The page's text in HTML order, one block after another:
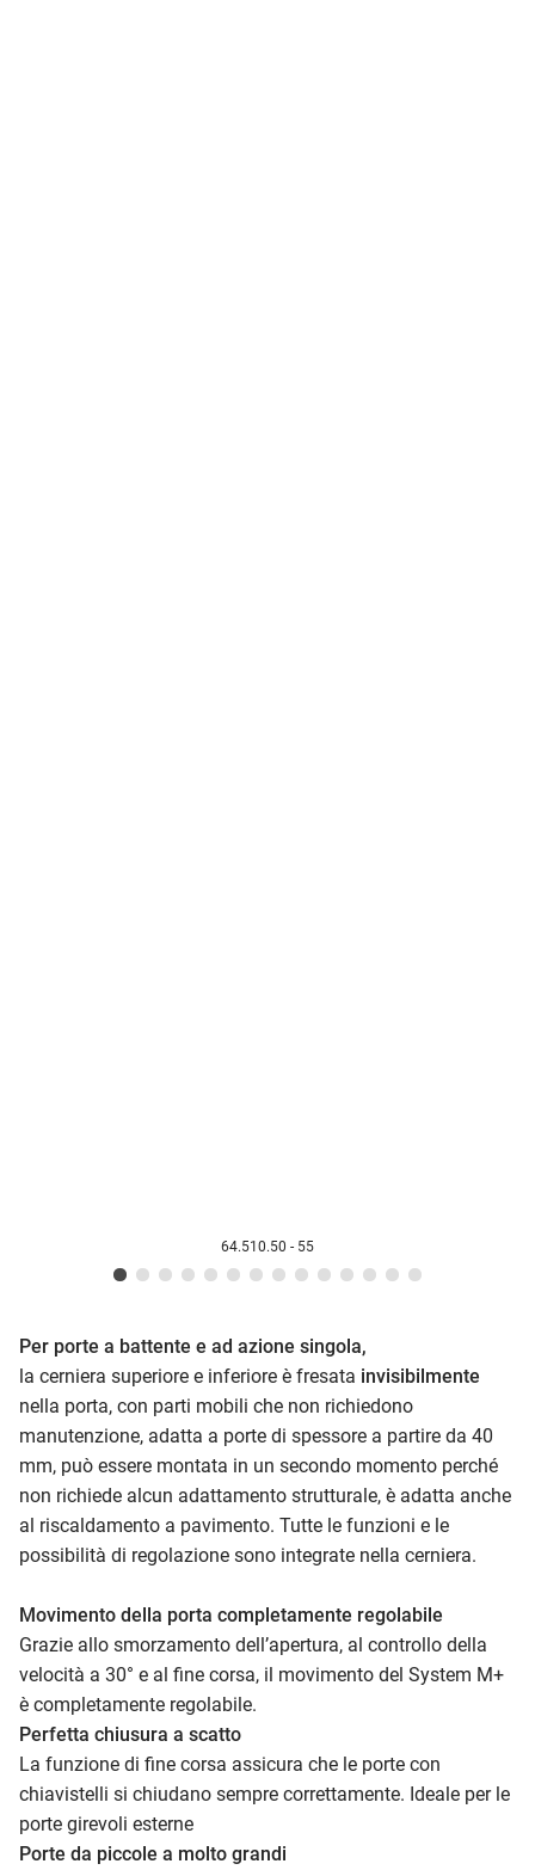
64.510.50 - 55
Per porte a battente e ad azione singola,
la cerniera superiore e inferiore è fresata invisibilmente
nella porta, con parti mobili che non richiedono
manutenzione, adatta a porte di spessore a partire da 40
mm, può essere montata in un secondo momento perché
non richiede alcun adattamento strutturale, è adatta anche
al riscaldamento a pavimento. Tutte le funzioni e le
possibilità di regolazione sono integrate nella cerniera.
Movimento della porta completamente regolabile
Grazie allo smorzamento dell’apertura, al controllo della
velocità a 30° e al fine corsa, il movimento del System M+
è completamente regolabile.
Perfetta chiusura a scatto
La funzione di fine corsa assicura che le porte con
chiavistelli si chiudano sempre correttamente. Ideale per le
porte girevoli esterne
Porte da piccole a molto grandi